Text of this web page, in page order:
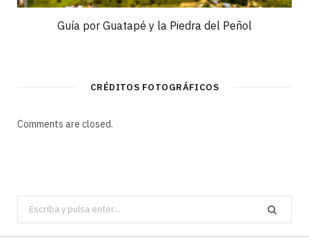
Guía por Guatapé y la Piedra del Peñol
CRÉDITOS FOTOGRÁFICOS
Comments are closed.
Search
for: